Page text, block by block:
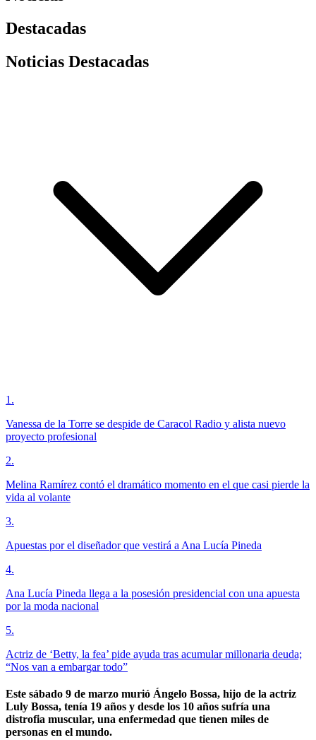
Destacadas
Noticias Destacadas
1 .
Vanessa de la Torre se despide de Caracol Radio y alista nuevo
proyecto profesional
2.
Melina Ramírez contó el dramático momento en el que casi pierde la
vida al volante
3.
Apuestas por el diseñador que vestirá a Ana Lucía Pineda
4.
Ana Lucía Pineda llega a la posesión presidencial con una apuesta
por la moda nacional
5.
Actriz de ‘Betty, la fea’ pide ayuda tras acumular millonaria deuda;
“Nos van a embargar todo”
Este sábado 9 de marzo murió Ángelo Bossa, hijo de la actriz
Luly Bossa, tenía 19 años y desde los 10 años sufría una
distrofia muscular, una enfermedad que tienen miles de
personas en el mundo.